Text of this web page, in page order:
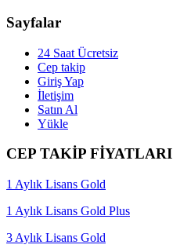
Sayfalar
24 Saat Ücretsiz
Cep takip
Giriş Yap
İletişim
Satın Al
Yükle
CEP TAKİP FİYATLARI
1 Aylık Lisans Gold
1 Aylık Lisans Gold Plus
3 Aylık Lisans Gold